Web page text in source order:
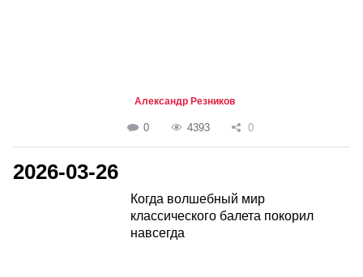
Александр Резников
0 4393 0
2026-03-26
Когда волшебный мир
классического балета покорил
навсегда